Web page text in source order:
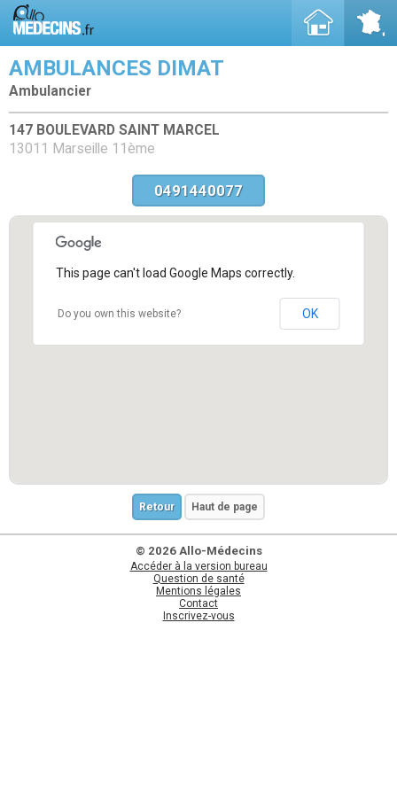
AMBULANCES DIMAT
Ambulancier
147 BOULEVARD SAINT MARCEL
13011 Marseille 11ème
0491440077
This page can't load Google Maps correctly.
Do you own this website? OK
Retour Haut de page
© 2026 Allo-Médecins
Accéder à la version bureau
Question de santé
Mentions légales
Contact
Inscrivez-vous